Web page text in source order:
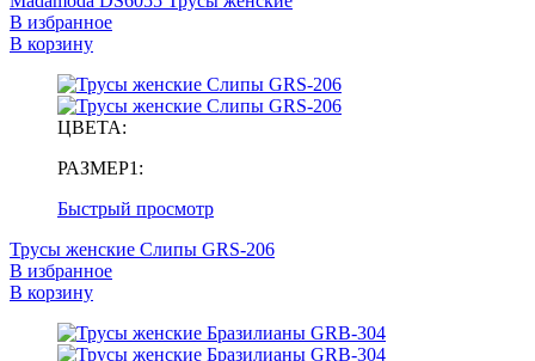
В избранное
В корзину
ЦВЕТА:
РАЗМЕР1:
Быстрый просмотр
Трусы женские Слипы GRS-206
В избранное
В корзину